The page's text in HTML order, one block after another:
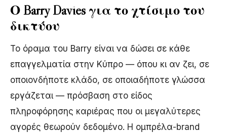
Ο Barry Davies για το χτίσιμο του
δικτύου
Το όραμα του Barry είναι να δώσει σε κάθε
επαγγελματία στην Κύπρο — όπου κι αν ζει, σε
οποιονδήποτε κλάδο, σε οποιαδήποτε γλώσσα
εργάζεται — πρόσβαση στο είδος
πληροφόρησης καριέρας που οι μεγαλύτερες
αγορές θεωρούν δεδομένο. Η ομπρέλα-brand